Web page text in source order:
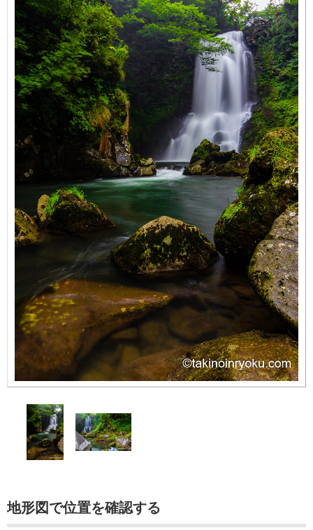
地形図で位置を確認する